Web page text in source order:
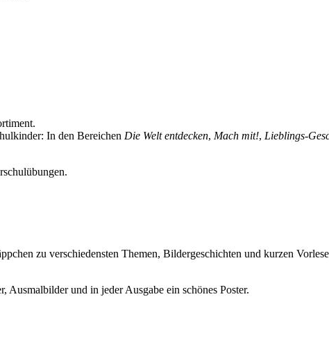
In den Bereichen Die Welt entdecken, Mach mit!, Lieblings-
zu verschiedensten Themen, Bildergeschichten und kurzen
Ausmalbilder und in jeder Ausgabe ein schönes Poster.